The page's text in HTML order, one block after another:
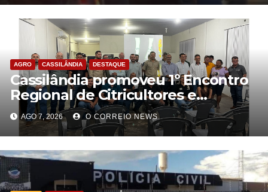
AGRO CASSILÂNDIA DESTAQUE
Cassilândia promoveu 1º Encontro
Regional de Citricultores e
fortalece o desenvolvimento da
citricultura
AGO 7, 2026 O CORREIO NEWS